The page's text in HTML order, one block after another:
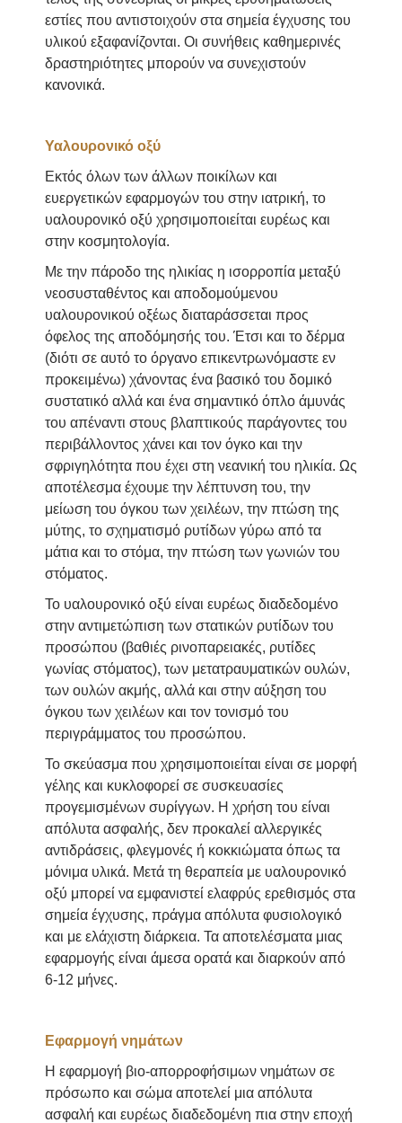
εστίες που αντιστοιχούν στα σημεία έγχυσης του
υλικού εξαφανίζονται. Οι συνήθεις καθημερινές
δραστηριότητες μπορούν να συνεχιστούν
κανονικά.
Υαλουρονικό οξύ
Εκτός όλων των άλλων ποικίλων και
ευεργετικών εφαρμογών του στην ιατρική, το
υαλουρονικό οξύ χρησιμοποιείται ευρέως και
στην κοσμητολογία.
Με την πάροδο της ηλικίας η ισορροπία μεταξύ
νεοσυσταθέντος και αποδομούμενου
υαλουρονικού οξέως διαταράσσεται προς
όφελος της αποδόμησής του. Έτσι και το δέρμα
(διότι σε αυτό το όργανο επικεντρωνόμαστε εν
προκειμένω) χάνοντας ένα βασικό του δομικό
συστατικό αλλά και ένα σημαντικό όπλο άμυνάς
του απέναντι στους βλαπτικούς παράγοντες του
περιβάλλοντος χάνει και τον όγκο και την
σφριγηλότητα που έχει στη νεανική του ηλικία. Ως
αποτέλεσμα έχουμε την λέπτυνση του, την
μείωση του όγκου των χειλέων, την πτώση της
μύτης, το σχηματισμό ρυτίδων γύρω από τα
μάτια και το στόμα, την πτώση των γωνιών του
στόματος.
Το υαλουρονικό οξύ είναι ευρέως διαδεδομένο
στην αντιμετώπιση των στατικών ρυτίδων του
προσώπου (βαθιές ρινοπαρειακές, ρυτίδες
γωνίας στόματος), των μετατραυματικών ουλών,
των ουλών ακμής, αλλά και στην αύξηση του
όγκου των χειλέων και τον τονισμό του
περιγράμματος του προσώπου.
Το σκεύασμα που χρησιμοποιείται είναι σε μορφή
γέλης και κυκλοφορεί σε συσκευασίες
προγεμισμένων συρίγγων. Η χρήση του είναι
απόλυτα ασφαλής, δεν προκαλεί αλλεργικές
αντιδράσεις, φλεγμονές ή κοκκιώματα όπως τα
μόνιμα υλικά. Μετά τη θεραπεία με υαλουρονικό
οξύ μπορεί να εμφανιστεί ελαφρύς ερεθισμός στα
σημεία έγχυσης, πράγμα απόλυτα φυσιολογικό
και με ελάχιστη διάρκεια. Τα αποτελέσματα μιας
εφαρμογής είναι άμεσα ορατά και διαρκούν από
6-12 μήνες.
Εφαρμογή νημάτων
Η εφαρμογή βιο-απορροφήσιμων νημάτων σε
πρόσωπο και σώμα αποτελεί μια απόλυτα
ασφαλή και ευρέως διαδεδομένη πια στην εποχή